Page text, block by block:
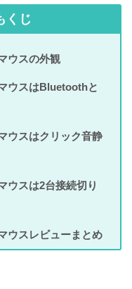
くじ
ウスの外観
ウスはBluetoothと
ウスはクリック音静
ウスは2台接続切り
ウスレビューまとめ